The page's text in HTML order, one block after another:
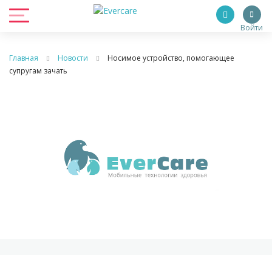
Войти
Главная Новости
Носимое устройство, помогающее
супругам зачать